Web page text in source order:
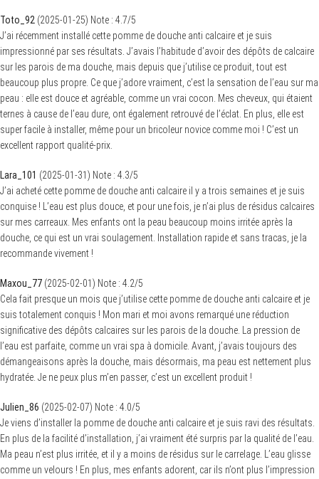
Toto_92 (2025-01-25) Note : 4.7/5
J’ai récemment installé cette pomme de douche anti calcaire et je suis
impressionné par ses résultats. J’avais l’habitude d’avoir des dépôts de calcaire
sur les parois de ma douche, mais depuis que j’utilise ce produit, tout est
beaucoup plus propre. Ce que j’adore vraiment, c’est la sensation de l’eau sur ma
peau : elle est douce et agréable, comme un vrai cocon. Mes cheveux, qui étaient
ternes à cause de l’eau dure, ont également retrouvé de l’éclat. En plus, elle est
super facile à installer, même pour un bricoleur novice comme moi ! C’est un
excellent rapport qualité-prix.
Lara_101 (2025-01-31) Note : 4.3/5
J’ai acheté cette pomme de douche anti calcaire il y a trois semaines et je suis
conquise ! L’eau est plus douce, et pour une fois, je n’ai plus de résidus calcaires
sur mes carreaux. Mes enfants ont la peau beaucoup moins irritée après la
douche, ce qui est un vrai soulagement. Installation rapide et sans tracas, je la
recommande vivement !
Maxou_77 (2025-02-01) Note : 4.2/5
Cela fait presque un mois que j’utilise cette pomme de douche anti calcaire et je
suis totalement conquis ! Mon mari et moi avons remarqué une réduction
significative des dépôts calcaires sur les parois de la douche. La pression de
l’eau est parfaite, comme un vrai spa à domicile. Avant, j’avais toujours des
démangeaisons après la douche, mais désormais, ma peau est nettement plus
hydratée. Je ne peux plus m’en passer, c’est un excellent produit !
Julien_86 (2025-02-07) Note : 4.0/5
Je viens d’installer la pomme de douche anti calcaire et je suis ravi des résultats.
En plus de la facilité d’installation, j’ai vraiment été surpris par la qualité de l’eau.
Ma peau n’est plus irritée, et il y a moins de résidus sur le carrelage. L’eau glisse
comme un velours ! En plus, mes enfants adorent, car ils n’ont plus l’impression